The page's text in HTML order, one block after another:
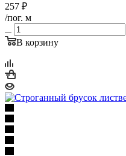
257 ₽
/пог. м
В корзину